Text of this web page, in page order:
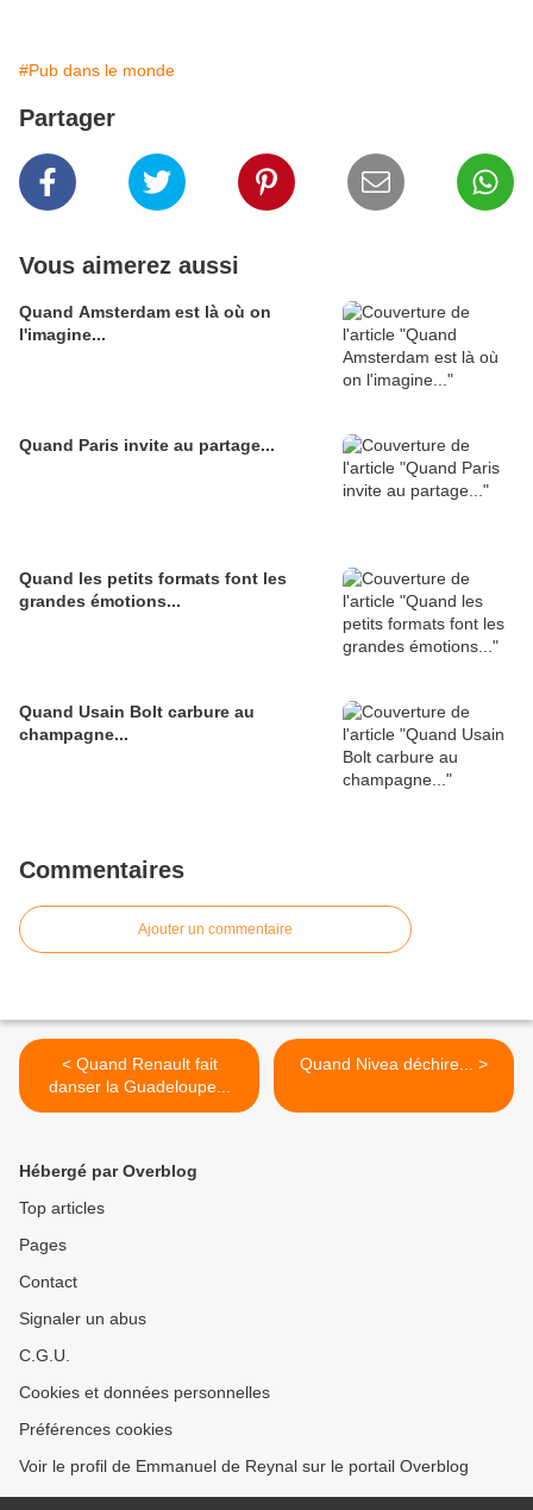
#Pub dans le monde
Partager
Vous aimerez aussi
Quand Amsterdam est là où on
l'imagine...
Quand Paris invite au partage...
Quand les petits formats font les
grandes émotions...
Quand Usain Bolt carbure au
champagne...
Commentaires
Ajouter un commentaire
< Quand Renault fait
danser la Guadeloupe...
Quand Nivea déchire... >
Hébergé par Overblog
Top articles
Pages
Contact
Signaler un abus
C.G.U.
Cookies et données personnelles
Préférences cookies
Voir le profil de Emmanuel de Reynal sur le portail Overblog